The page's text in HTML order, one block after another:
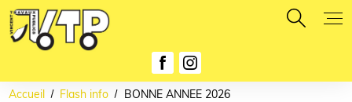
Accueil Flash info BONNE ANNEE 2026
Panneau de gestion des cookies